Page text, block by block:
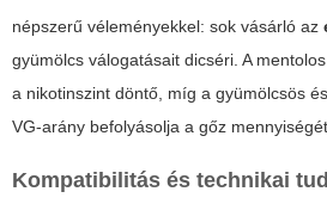
népszerű véleményekkel: sok vásárló az
gyümölcs válogatásait dicséri. A
a nikotinszint döntő, míg a gyümölcsös
VG-arány befolyásolja a gőz
Kompatibilitás és technikai